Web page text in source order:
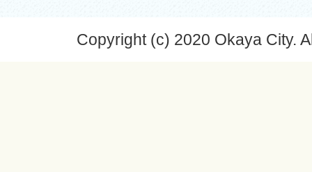
Copyright (c) 2020 Okaya City.